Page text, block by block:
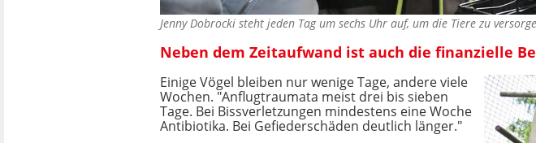
Jenny Dobrocki steht jeden Tag um sechs Uhr auf, um die Tiere zu
Neben dem Zeitaufwand ist auch die finanzielle
Einige Vögel bleiben nur wenige Tage, andere viele
Wochen. "Anflugtraumata meist drei bis sieben
Tage. Bei Bissverletzungen mindestens eine Woche
Antibiotika. Bei Gefiederschäden deutlich länger."